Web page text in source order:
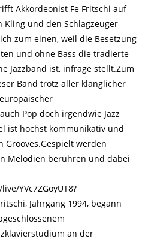
Akkordeonist Fe Fritschi auf
Kling und den Schlagzeuger
zum einen, weil die Besetzung
und ohne Bass die tradierte
Jazzband ist, infrage stellt.Zum
Band trotz aller klanglicher
Pop doch irgendwie Jazz
ist höchst kommunikativ und
werden
Melodien berühren und dabei
YVc7ZGoyUT8?
Jahrgang 1994, begann
an der